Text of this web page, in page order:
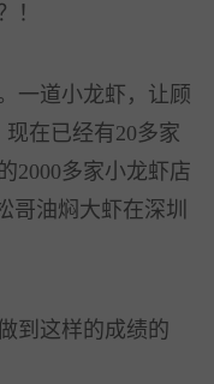
！
道小龙虾，让顾
在已经有20多家
2000多家小龙虾店
哥油焖大虾在深圳
这样的成绩的